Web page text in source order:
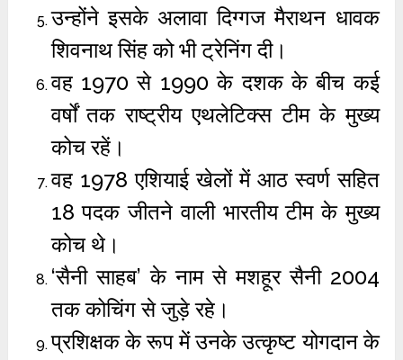
उन्होंने इसके अलावा दिग्गज मैराथन धावक
शिवनाथ सिंह को भी ट्रेनिंग दी।
वह 1970 से 1990 के दशक के बीच कई
वर्षों तक राष्ट्रीय एथलेटिक्स टीम के मुख्य
कोच रहें।
वह 1978 एशियाई खेलों में आठ स्वर्ण सहित
18 पदक जीतने वाली भारतीय टीम के मुख्य
कोच थे।
‘सैनी साहब’ के नाम से मशहूर सैनी 2004
तक कोचिंग से जुड़े रहे।
प्रशिक्षक के रूप में उनके उत्कृष्ट योगदान के